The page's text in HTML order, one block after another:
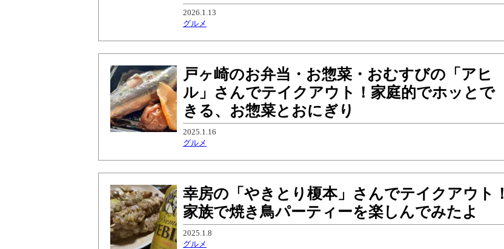
2026.1.13
グルメ
戸ヶ崎のお弁当・お惣菜・おむすびの「アヒ
ル」さんでテイクアウト！家庭的でホッとで
きる、お惣菜とおにぎり
2025.1.16
グルメ
幸房の「やきとり榎本」さんでテイクアウト！
家族で焼き鳥パーティーを楽しんでみたよ
2025.1.8
グルメ